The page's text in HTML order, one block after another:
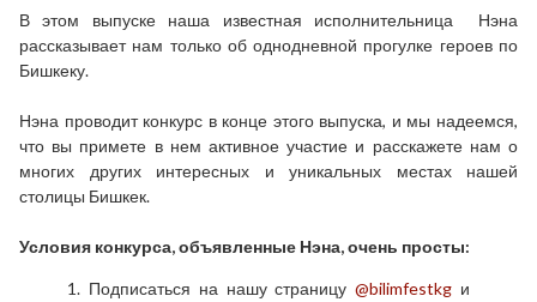
В этом выпуске наша известная исполнительница Нэна
рассказывает нам только ободнодневной прогулке героев по
Бишкеку.
Нэна проводит конкурс в конце этого выпуска, и мы надеемся,
что вы примете в нем активное участие и расскажете нам о
многих других интересных и уникальных местах нашей
столицы Бишкек.
Условия конкурса, объявленные Нэна,очень просты:
1. Подписаться на нашу страницу@bilimfestkg и